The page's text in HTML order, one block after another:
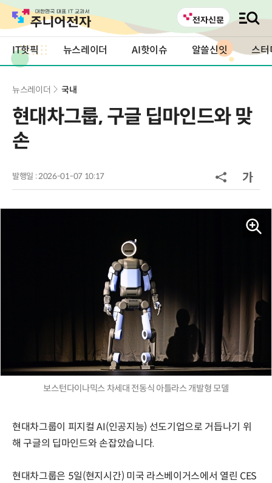
IT핫픽 뉴스레이더 AI핫이슈 알쓸신잇 스터
뉴스레이더 국내
현대차그룹, 구글 딥마인드와 맞
손
발행일 : 2026-01-07 10:17
보스턴다이나믹스 차세대 전동식 아틀라스 개발형 모델
현대차그룹이 피지컬 AI(인공지능) 선도기업으로 거듭나기 위
해 구글의 딥마인드와 손잡았습니다.
현대차그룹은 5일(현지시간) 미국 라스베이거스에서 열린 CES